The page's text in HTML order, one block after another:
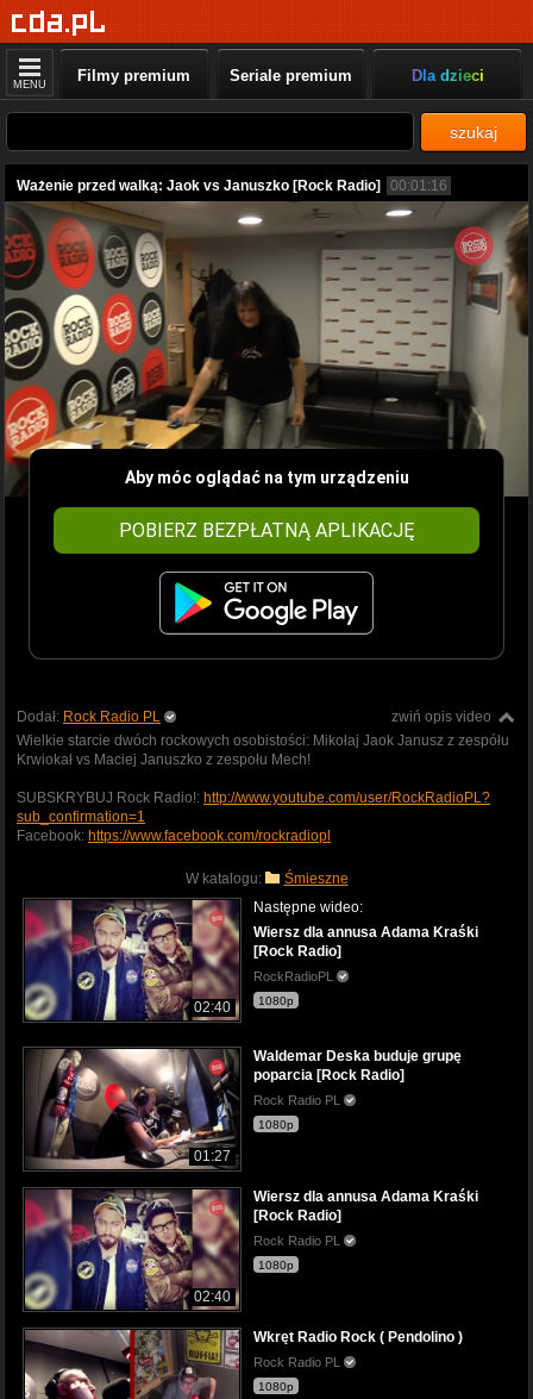
MENU Filmy premium Seriale premium Dla dzieci
szukaj
Ważenie przed walką: Jaok vs Januszko [Rock Radio] 00:01:16
Aby móc oglądać na tym urządzeniu
POBIERZ BEZPŁATNĄ APLIKACJĘ
zwiń opis video
Dodał: Rock Radio PL
Wielkie starcie dwóch rockowych osobistości: Mikołaj Jaok Janusz z zespółu
Krwiokał vs Maciej Januszko z zespołu Mech!
SUBSKRYBUJ Rock Radio!: http://www.youtube.com/user/RockRadioPL?
sub_confirmation=1
Facebook: https://www.facebook.com/rockradiopl
W katalogu: Śmieszne
02:40
Następne wideo:
Wiersz dla annusa Adama Kraśki
[Rock Radio]
RockRadioPL
1080p
01:27
Waldemar Deska buduje grupę
poparcia [Rock Radio]
Rock Radio PL
1080p
02:40
Wiersz dla annusa Adama Kraśki
[Rock Radio]
Rock Radio PL
1080p
Wkręt Radio Rock ( Pendolino )
Rock Radio PL
1080p